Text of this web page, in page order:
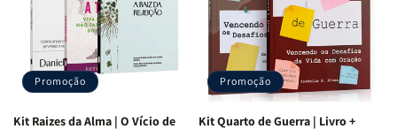
Promoção
Kit Raizes da Alma | O Vício de
Promoção
Kit Quarto de Guerra | Livro +